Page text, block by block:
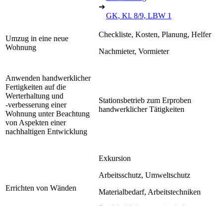
➔
GK, Kl. 8/9, LBW 1
Umzug in eine neue
Wohnung
Checkliste, Kosten, Planung, Helfer
Nachmieter, Vormieter
Anwenden handwerklicher
Fertigkeiten auf die
Werterhaltung und
-verbesserung einer
Wohnung unter Beachtung
von Aspekten einer
nachhaltigen Entwicklung
Stationsbetrieb zum Erproben
handwerklicher Tätigkeiten
Errichten von Wänden
Exkursion
Arbeitsschutz, Umweltschutz
Materialbedarf, Arbeitstechniken